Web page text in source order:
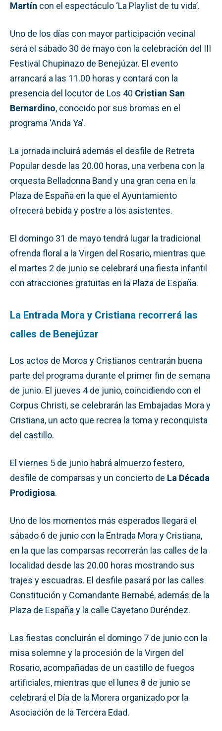
Martín con el espectáculo ‘La Playlist de tu vida’.
Uno de los días con mayor participación vecinal
será el sábado 30 de mayo con la celebración del III
Festival Chupinazo de Benejúzar. El evento
arrancará a las 11.00 horas y contará con la
presencia del locutor de Los 40 Cristian San
Bernardino, conocido por sus bromas en el
programa ‘Anda Ya’.
La jornada incluirá además el desfile de Retreta
Popular desde las 20.00 horas, una verbena con la
orquesta Belladonna Band y una gran cena en la
Plaza de España en la que el Ayuntamiento
ofrecerá bebida y postre a los asistentes.
El domingo 31 de mayo tendrá lugar la tradicional
ofrenda floral a la Virgen del Rosario, mientras que
el martes 2 de junio se celebrará una fiesta infantil
con atracciones gratuitas en la Plaza de España.
La Entrada Mora y Cristiana recorrerá las
calles de Benejúzar
Los actos de Moros y Cristianos centrarán buena
parte del programa durante el primer fin de semana
de junio. El jueves 4 de junio, coincidiendo con el
Corpus Christi, se celebrarán las Embajadas Mora y
Cristiana, un acto que recrea la toma y reconquista
del castillo.
El viernes 5 de junio habrá almuerzo festero,
desfile de comparsas y un concierto de La Década
Prodigiosa.
Uno de los momentos más esperados llegará el
sábado 6 de junio con la Entrada Mora y Cristiana,
en la que las comparsas recorrerán las calles de la
localidad desde las 20.00 horas mostrando sus
trajes y escuadras. El desfile pasará por las calles
Constitución y Comandante Bernabé, además de la
Plaza de España y la calle Cayetano Duréndez.
Las fiestas concluirán el domingo 7 de junio con la
misa solemne y la procesión de la Virgen del
Rosario, acompañadas de un castillo de fuegos
artificiales, mientras que el lunes 8 de junio se
celebrará el Día de la Morera organizado por la
Asociación de la Tercera Edad.